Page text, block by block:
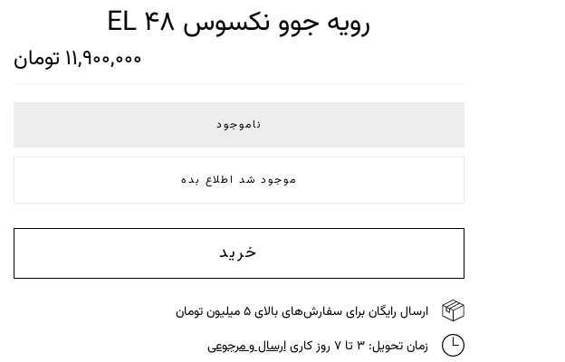
رویه جوو نکسوس EL 48
11,900,000 تومان
ناموجود
موجود شد اطلاع بده
خرید
ارسال رایگان برای سفارش‌های بالای ۵ میلیون تومان
زمان تحویل: ۳ تا ۷ روز کاری
ارسال و مرجوعی